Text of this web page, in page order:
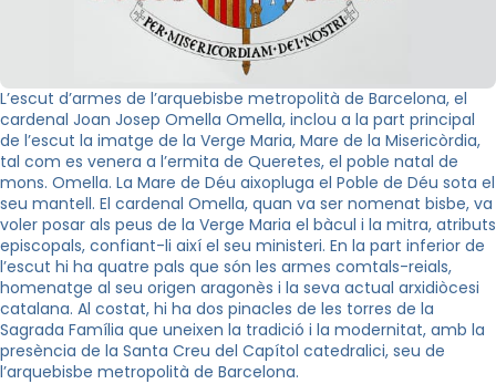
L’escut d’armes de l’arquebisbe metropolità de Barcelona, el
cardenal Joan Josep Omella Omella, inclou a la part principal
de l’escut la imatge de la Verge Maria, Mare de la Misericòrdia,
tal com es venera a l’ermita de Queretes, el poble natal de
mons. Omella. La Mare de Déu aixopluga el Poble de Déu sota el
seu mantell. El cardenal Omella, quan va ser nomenat bisbe, va
voler posar als peus de la Verge Maria el bàcul i la mitra, atributs
episcopals, confiant-li així el seu ministeri. En la part inferior de
l’escut hi ha quatre pals que són les armes comtals-reials,
homenatge al seu origen aragonès i la seva actual arxidiòcesi
catalana. Al costat, hi ha dos pinacles de les torres de la
Sagrada Família que uneixen la tradició i la modernitat, amb la
presència de la Santa Creu del Capítol catedralici, seu de
l’arquebisbe metropolità de Barcelona.